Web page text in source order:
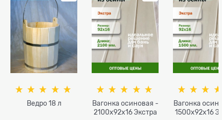
Ведро 18 л
Вагонка осиновая -
2100x92x16 Экстра
Вагонка
1500x92x16